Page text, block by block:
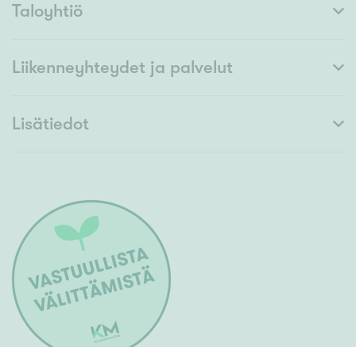
Taloyhtiö
Liikenneyhteydet ja palvelut
Lisätiedot